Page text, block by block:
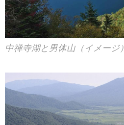
中禅寺湖と男体山（イメージ）